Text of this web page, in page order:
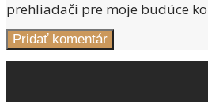
prehliadači pre moje budúce